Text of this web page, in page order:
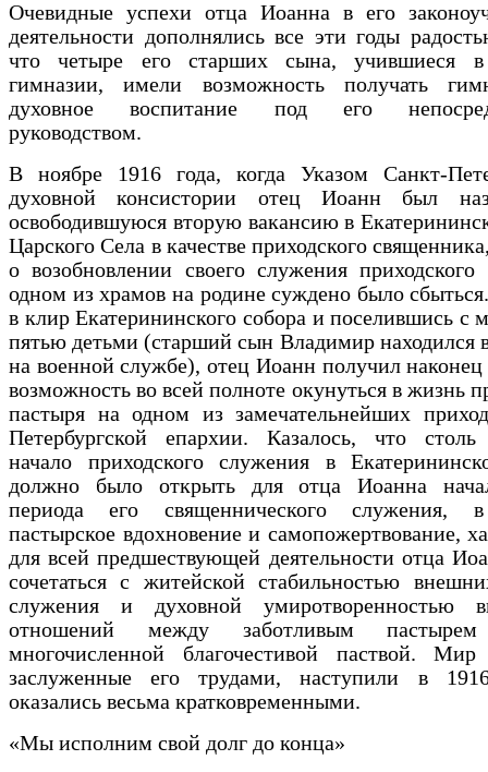
Очевидные успехи отца Иоанна в его
деятельности дополнялись все эти годы
что четыре его старших сына, учившиеся в
гимназии, имели возможность получать
духовное воспитание под его
руководством.
В ноябре 1916 года, когда Указом Санкт-
духовной консистории отец Иоанн был
освободившуюся вторую вакансию в
Царского Села в качестве приходского
о возобновлении своего служения
одном из храмов на родине суждено было
в клир Екатерининского собора и поселившись с
пятью детьми (старший сын Владимир находился
на военной службе), отец Иоанн получил
возможность во всей полноте окунуться в жизнь
пастыря на одном из замечательнейших
Петербургской епархии. Казалось, что
начало приходского служения в
должно было открыть для отца Иоанна
периода его священнического служения,
пастырское вдохновение и самопожертвование,
для всей предшествующей деятельности отца
сочетаться с житейской стабильностью
служения и духовной умиротворенностью
отношений между заботливым
многочисленной благочестивой паствой.
заслуженные его трудами, наступили в
оказались весьма кратковременными.
«Мы исполним свой долг до конца»